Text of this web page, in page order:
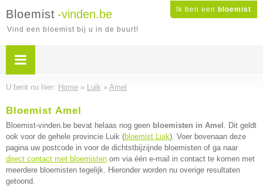
Ik ben een bloemist
Bloemist -vinden.be
Vind een bloemist bij u in de buurt!
U bent nu hier: Home » Luik » Amel
Bloemist Amel
Bloemist-vinden.be bevat helaas nog geen bloemisten in Amel . Dit geldt
ook voor de gehele provincie Luik (bloemist Luik). Voer bovenaan deze
pagina uw postcode in voor de dichtstbijzijnde bloemisten of ga naar
direct contact met bloemisten om via één e-mail in contact te komen met
meerdere bloemisten tegelijk. Hieronder worden nu overige resultaten
getoond.